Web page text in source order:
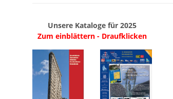
Unsere Kataloge für 2025
Zum einblättern - Draufklicken